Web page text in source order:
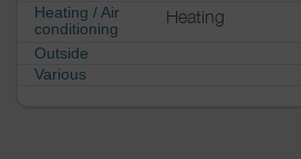
Heating / Air
conditioning
Heating
Outside
Various